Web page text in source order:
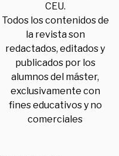
CEU.
Todos los contenidos de
la revista son
redactados, editados y
publicados por los
alumnos del máster,
exclusivamente con
fines educativos y no
comerciales